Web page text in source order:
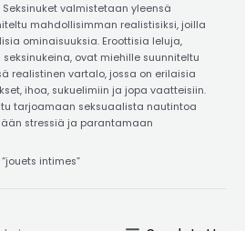
valmistetaan yleensä
mahdollisimman realistisiksi, joilla
ominaisuuksia. Eroottisia leluja,
ovat miehille suunniteltu
realistinen vartalo, jossa on erilaisia
ihoa, sukuelimiin ja jopa vaatteisiin.
tarjoamaan seksuaalista nautintoa
stressiä ja parantamaan
intimes”